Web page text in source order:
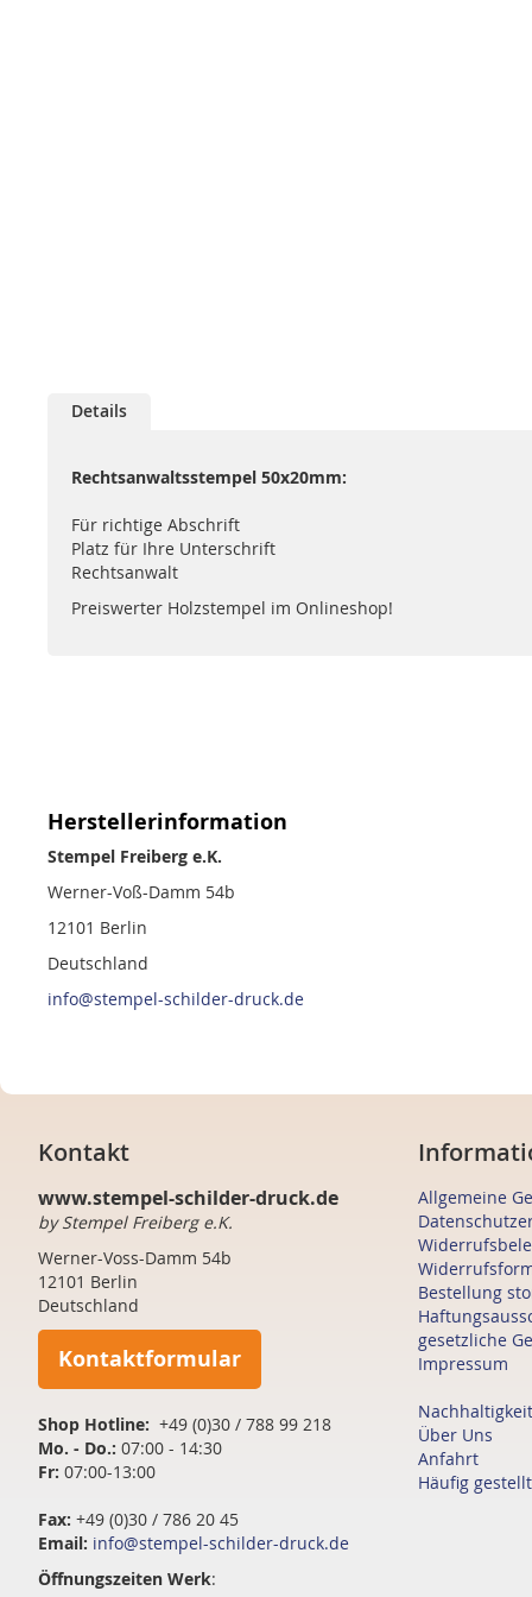
Details
Rechtsanwaltsstempel 50x20mm:
Für richtige Abschrift
Platz für Ihre Unterschrift
Rechtsanwalt
Preiswerter Holzstempel im Onlineshop!
Herstellerinformation
Stempel Freiberg e.K.
Werner-Voß-Damm 54b
12101 Berlin
Deutschland
info@stempel-schilder-druck.de
Kontakt
www.stempel-schilder-druck.de
by Stempel Freiberg e.K.
Werner-Voss-Damm 54b
12101 Berlin
Deutschland
Kontaktformular
Shop Hotline: +49 (0)30 / 788 99 218
Mo. - Do.: 07:00 - 14:30
Fr: 07:00-13:00
Fax: +49 (0)30 / 786 20 45
Email: info@stempel-schilder-druck.de
Öffnungszeiten Werk:
Allgemeine
Bestellung
gesetzliche
Impressum
Nachhaltigkeit
Über Uns
Anfahrt
Häufig